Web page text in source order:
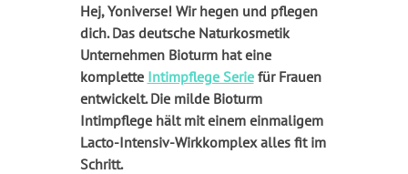
Hej, Yoniverse! Wir hegen und pflegen
dich. Das deutsche Naturkosmetik
Unternehmen Bioturm hat eine
komplette Intimpflege Seriefür Frauen
entwickelt. Die milde Bioturm
Intimpflege hält mit einem einmaligem
Lacto-Intensiv-Wirkkomplex alles fit im
Schritt.